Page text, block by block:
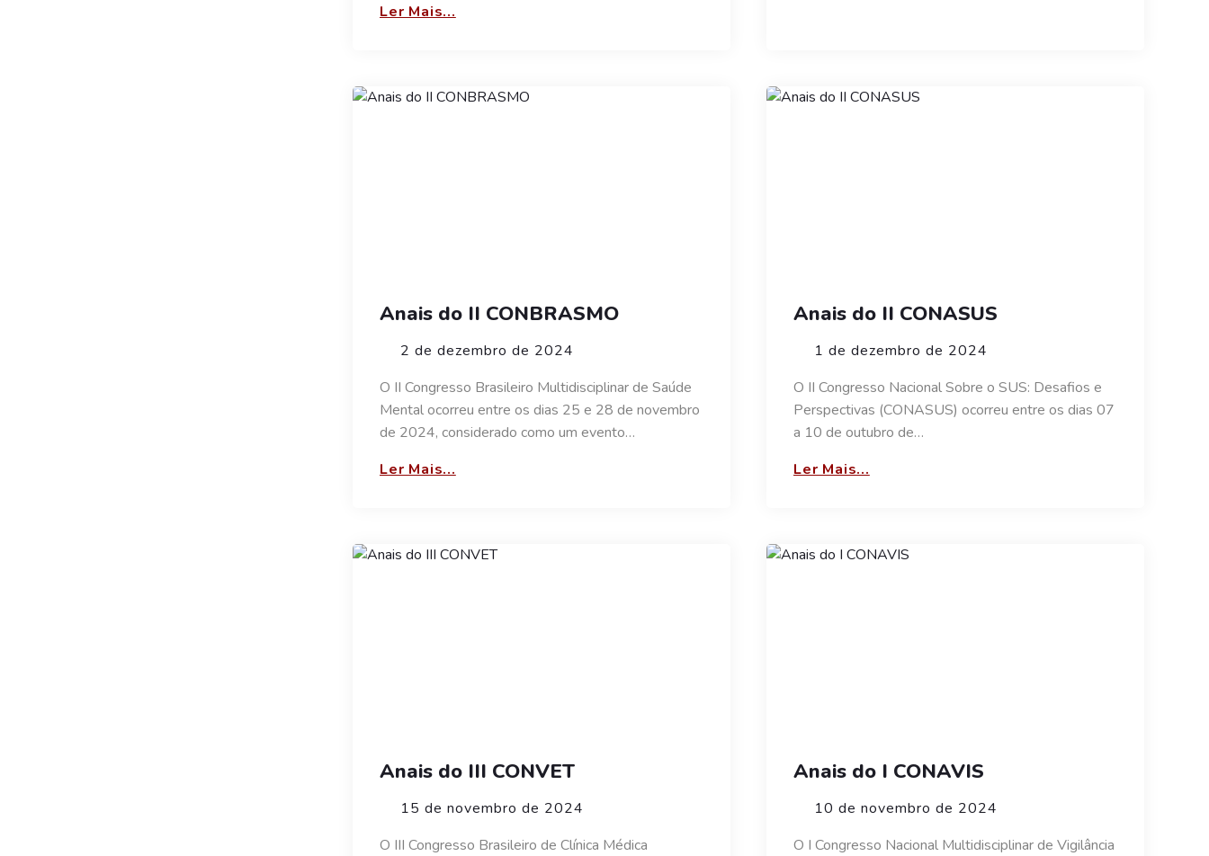
Ler Mais...
Anais do II CONBRASMO
2 de dezembro de 2024
O II Congresso Brasileiro Multidisciplinar de Saúde
Mental ocorreu entre os dias 25 e 28 de novembro
de 2024, considerado como um evento…
Ler Mais...
Anais do II CONASUS
1 de dezembro de 2024
O II Congresso Nacional Sobre o SUS: Desafios e
Perspectivas (CONASUS) ocorreu entre os dias 07
a 10 de outubro de…
Ler Mais...
Anais do III CONVET
15 de novembro de 2024
O III Congresso Brasileiro de Clínica Médica
Anais do I CONAVIS
10 de novembro de 2024
O I Congresso Nacional Multidisciplinar de Vigilância